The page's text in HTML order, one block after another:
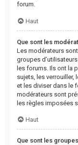
forum.
Haut
Que sont les
Les modérateurs
groupes
les forums. Ils ont la
sujets, les verrouiller,
et les diviser dans le
modérateurs sont
les règles imposées
Haut
Que sont les